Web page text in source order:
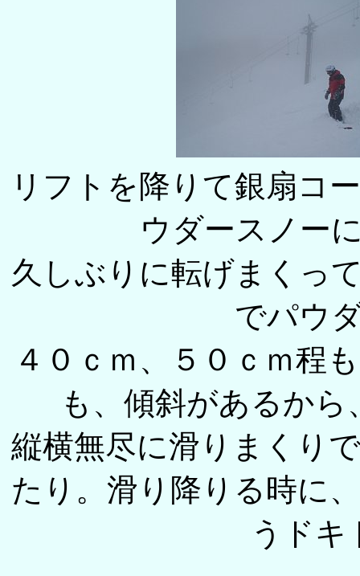
リフトを降りて銀扇コ
ウダースノー
久しぶりに転げまくっ
でパウ
４０ｃｍ、５０ｃｍ程
も、傾斜があるか
縦横無尽に滑りまくり
たり。滑り降りる時に
うドキ